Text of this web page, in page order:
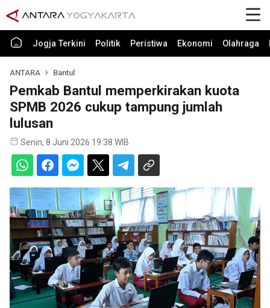
Jogja Terkini Politik Peristiwa Ekonomi Olahraga
ANTARA Bantul
Pemkab Bantul memperkirakan kuota
SPMB 2026 cukup tampung jumlah
lulusan
Senin, 8 Juni 2026 19:38 WIB